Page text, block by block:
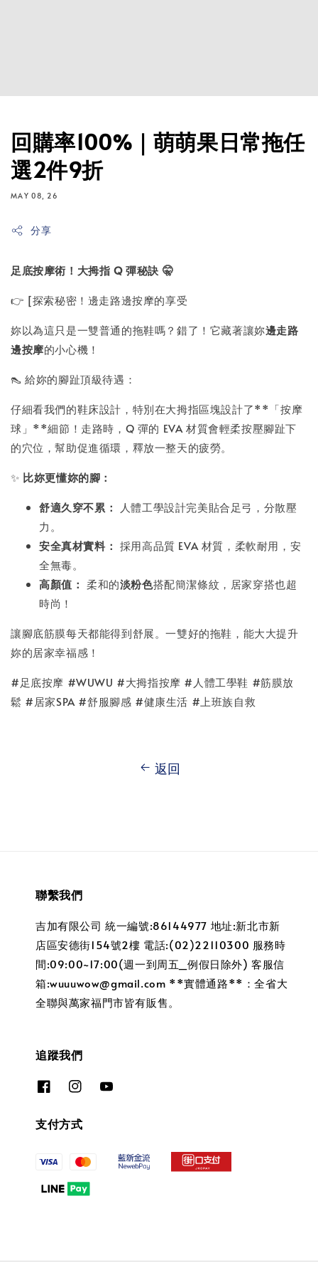
回購率100%｜萌萌果日常拖任
選2件9折
MAY 08, 26
分享
足底按摩術！大拇指 Q彈秘訣 🤫
👉 [探索秘密！邊走路邊按摩的享受
妳以為這只是一雙普通的拖鞋嗎？錯了！它藏著讓妳邊走路
邊按摩的小心機！
👠 給妳的腳趾頂級待遇：
仔細看我們的鞋床設計，特別在大拇指區塊設計了**「按摩
球」**細節！走路時，Q 彈的 EVA 材質會輕柔按壓腳趾下
的穴位，幫助促進循環，釋放一整天的疲勞。
✨ 比妳更懂妳的腳：
舒適久穿不累：
人體工學設計完美貼合足弓，分散壓
力。
安全真材實料： 採用高品質 EVA 材質，柔軟耐用，安
全無毒。
高顏值： 柔和的淡粉色搭配簡潔條紋，居家穿搭也超
時尚！
讓腳底筋膜每天都能得到舒展。一雙好的拖鞋，能大大提升
妳的居家幸福感！
#足底按摩 #WUWU #大拇指按摩 #人體工學鞋 #筋膜放
鬆 #居家SPA #舒服腳感 #健康生活 #上班族自救
返回
聯繫我們
吉加有限公司 統一編號:86144977 地址:新北市新
店區安德街154號2樓 電話:(02)22110300 服務時
間:09:00~17:00(週一到周五_例假日除外) 客服信
箱:wuuuwow@gmail.com **實體通路**：全省大
全聯與萬家福門市皆有販售。
追蹤我們
支付方式